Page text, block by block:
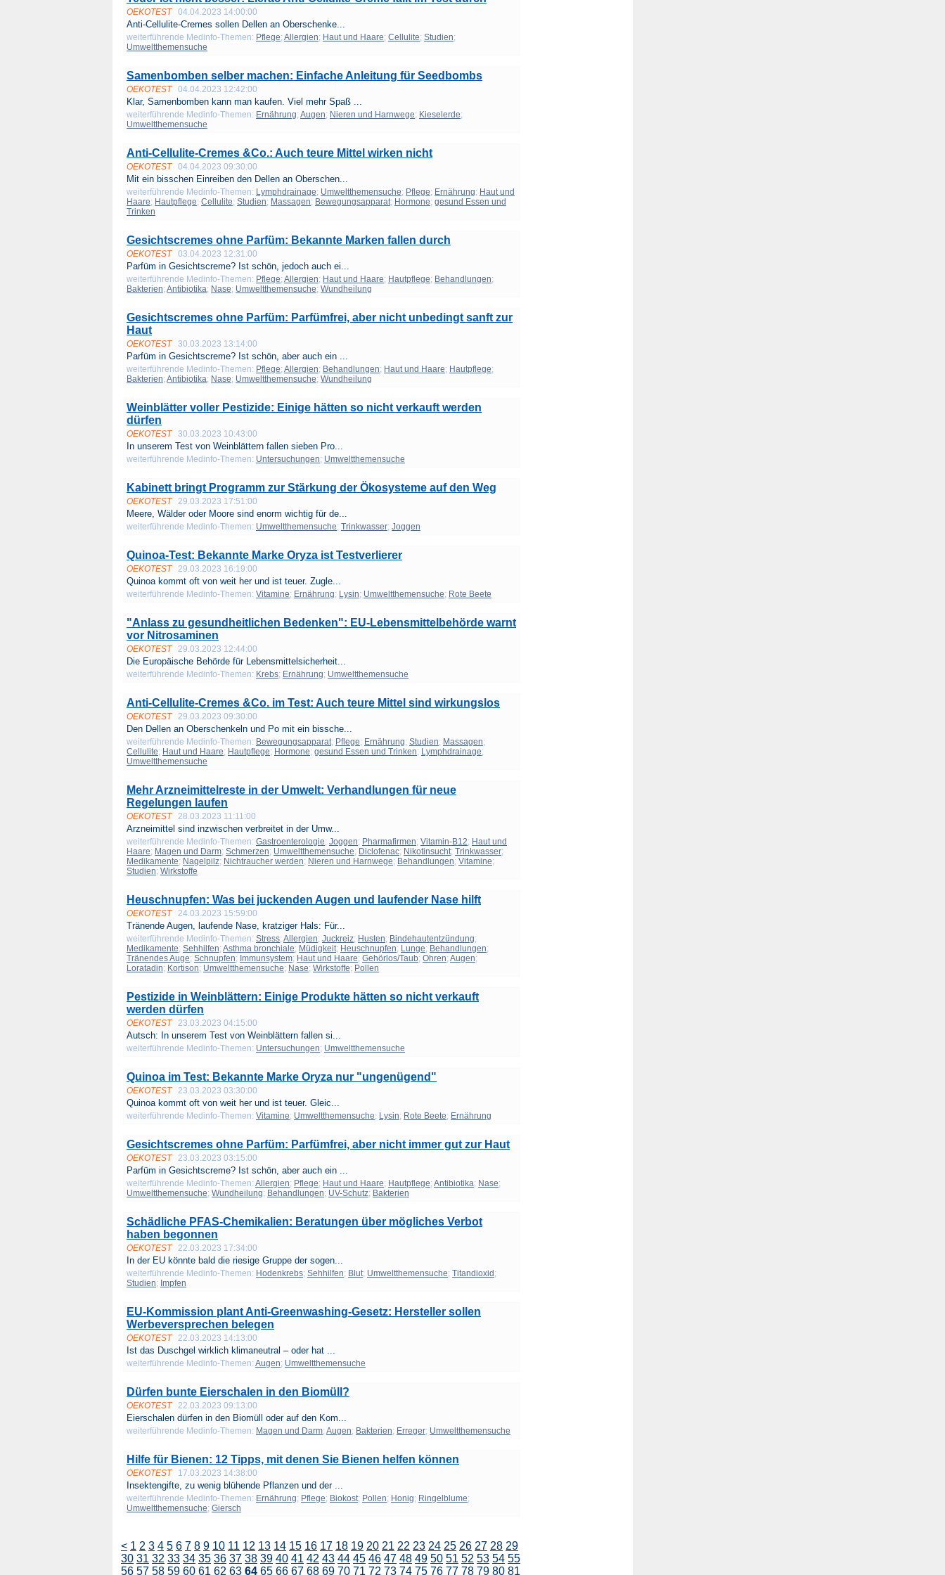
OEKOTEST 04.04.2023 14:00:00
Anti-Cellulite-Cremes sollen Dellen an Oberschenke...
weiterführende Medinfo-Themen: Pflege; Allergien; Haut und Haare; Cellulite; Studien;
Umweltthemensuche
Samenbomben selber machen: Einfache Anleitung für Seedbombs
OEKOTEST 04.04.2023 12:42:00
Klar, Samenbomben kann man kaufen. Viel mehr Spaß ...
weiterführende Medinfo-Themen: Ernährung; Augen; Nieren und Harnwege; Kieselerde;
Umweltthemensuche
Anti-Cellulite-Cremes &Co.: Auch teure Mittel wirken nicht
OEKOTEST 04.04.2023 09:30:00
Mit ein bisschen Einreiben den Dellen an Oberschen...
weiterführende Medinfo-Themen: Lymphdrainage; Umweltthemensuche; Pflege; Ernährung; Haut und
Haare; Hautpflege; Cellulite; Studien; Massagen; Bewegungsapparat; Hormone; gesund Essen und
Trinken
Gesichtscremes ohne Parfüm: Bekannte Marken fallen durch
OEKOTEST 03.04.2023 12:31:00
Parfüm in Gesichtscreme? Ist schön, jedoch auch ei...
weiterführende Medinfo-Themen: Pflege; Allergien; Haut und Haare; Hautpflege; Behandlungen;
Bakterien; Antibiotika; Nase; Umweltthemensuche; Wundheilung
Gesichtscremes ohne Parfüm: Parfümfrei, aber nicht unbedingt sanft zur
Haut
OEKOTEST 30.03.2023 13:14:00
Parfüm in Gesichtscreme? Ist schön, aber auch ein ...
weiterführende Medinfo-Themen: Pflege; Allergien; Behandlungen; Haut und Haare; Hautpflege;
Bakterien; Antibiotika; Nase; Umweltthemensuche; Wundheilung
Weinblätter voller Pestizide: Einige hätten so nicht verkauft werden
dürfen
OEKOTEST 30.03.2023 10:43:00
In unserem Test von Weinblättern fallen sieben Pro...
weiterführende Medinfo-Themen: Untersuchungen; Umweltthemensuche
Kabinett bringt Programm zur Stärkung der Ökosysteme auf den Weg
OEKOTEST 29.03.2023 17:51:00
Meere, Wälder oder Moore sind enorm wichtig für de...
weiterführende Medinfo-Themen: Umweltthemensuche; Trinkwasser; Joggen
Quinoa-Test: Bekannte Marke Oryza ist Testverlierer
OEKOTEST 29.03.2023 16:19:00
Quinoa kommt oft von weit her und ist teuer. Zugle...
weiterführende Medinfo-Themen: Vitamine; Ernährung; Lysin; Umweltthemensuche; Rote Beete
"Anlass zu gesundheitlichen Bedenken": EU-Lebensmittelbehörde warnt
vor Nitrosaminen
OEKOTEST 29.03.2023 12:44:00
Die Europäische Behörde für Lebensmittelsicherheit...
weiterführende Medinfo-Themen: Krebs; Ernährung; Umweltthemensuche
Anti-Cellulite-Cremes &Co. im Test: Auch teure Mittel sind wirkungslos
OEKOTEST 29.03.2023 09:30:00
Den Dellen an Oberschenkeln und Po mit ein bissche...
weiterführende Medinfo-Themen: Bewegungsapparat; Pflege; Ernährung; Studien; Massagen;
Cellulite; Haut und Haare; Hautpflege; Hormone; gesund Essen und Trinken; Lymphdrainage;
Umweltthemensuche
Mehr Arzneimittelreste in der Umwelt: Verhandlungen für neue
Regelungen laufen
OEKOTEST 28.03.2023 11:11:00
Arzneimittel sind inzwischen verbreitet in der Umw...
weiterführende Medinfo-Themen: Gastroenterologie; Joggen; Pharmafirmen; Vitamin-B12; Haut und
Haare; Magen und Darm; Schmerzen; Umweltthemensuche; Diclofenac; Nikotinsucht; Trinkwasser;
Medikamente; Nagelpilz; Nichtraucher werden; Nieren und Harnwege; Behandlungen; Vitamine;
Studien; Wirkstoffe
Heuschnupfen: Was bei juckenden Augen und laufender Nase hilft
OEKOTEST 24.03.2023 15:59:00
Tränende Augen, laufende Nase, kratziger Hals: Für...
weiterführende Medinfo-Themen: Stress; Allergien; Juckreiz; Husten; Bindehautentzündung;
Medikamente; Sehhilfen; Asthma bronchiale; Müdigkeit; Heuschnupfen; Lunge; Behandlungen;
Tränendes Auge; Schnupfen; Immunsystem; Haut und Haare; Gehörlos/Taub; Ohren; Augen;
Loratadin; Kortison; Umweltthemensuche; Nase; Wirkstoffe; Pollen
Pestizide in Weinblättern: Einige Produkte hätten so nicht verkauft
werden dürfen
OEKOTEST 23.03.2023 04:15:00
Autsch: In unserem Test von Weinblättern fallen si...
weiterführende Medinfo-Themen: Untersuchungen; Umweltthemensuche
Quinoa im Test: Bekannte Marke Oryza nur "ungenügend"
OEKOTEST 23.03.2023 03:30:00
Quinoa kommt oft von weit her und ist teuer. Gleic...
weiterführende Medinfo-Themen: Vitamine; Umweltthemensuche; Lysin; Rote Beete; Ernährung
Gesichtscremes ohne Parfüm: Parfümfrei, aber nicht immer gut zur Haut
OEKOTEST 23.03.2023 03:15:00
Parfüm in Gesichtscreme? Ist schön, aber auch ein ...
weiterführende Medinfo-Themen: Allergien; Pflege; Haut und Haare; Hautpflege; Antibiotika; Nase;
Umweltthemensuche; Wundheilung; Behandlungen; UV-Schutz; Bakterien
Schädliche PFAS-Chemikalien: Beratungen über mögliches Verbot
haben begonnen
OEKOTEST 22.03.2023 17:34:00
In der EU könnte bald die riesige Gruppe der sogen...
weiterführende Medinfo-Themen: Hodenkrebs; Sehhilfen; Blut; Umweltthemensuche; Titandioxid ;
Studien; Impfen
EU-Kommission plant Anti-Greenwashing-Gesetz: Hersteller sollen
Werbeversprechen belegen
OEKOTEST 22.03.2023 14:13:00
Ist das Duschgel wirklich klimaneutral – oder hat ...
weiterführende Medinfo-Themen: Augen; Umweltthemensuche
Dürfen bunte Eierschalen in den Biomüll?
OEKOTEST 22.03.2023 09:13:00
Eierschalen dürfen in den Biomüll oder auf den Kom...
weiterführende Medinfo-Themen: Magen und Darm; Augen; Bakterien; Erreger; Umweltthemensuche
Hilfe für Bienen: 12 Tipps, mit denen Sie Bienen helfen können
OEKOTEST 17.03.2023 14:38:00
Insektengifte, zu wenig blühende Pflanzen und der ...
weiterführende Medinfo-Themen: Ernährung; Pflege; Biokost; Pollen; Honig; Ringelblume;
Umweltthemensuche; Giersch
< 1 2 3 4 5 6 7 8 9 10 11 12 13 14 15 16 17 18 19 20 21 22 23 24 25 26 27 28 29
30 31 32 33 34 35 36 37 38 39 40 41 42 43 44 45 46 47 48 49 50 51 52 53 54 55
56 57 58 59 60 61 62 63 64 65 66 67 68 69 70 71 72 73 74 75 76 77 78 79 80 81